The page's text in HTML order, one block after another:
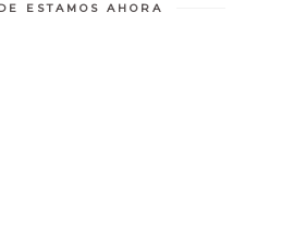
ESTAMOS AHORA